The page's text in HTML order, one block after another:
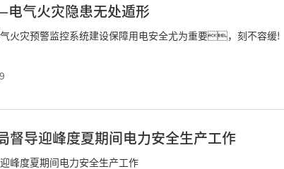
气火灾隐患无处遁形
火灾预警监控系统建设保障用电安全尤为重要，刻不容缓!
督导迎峰度夏期间电力安全生产工作
峰度夏期间电力安全生产工作